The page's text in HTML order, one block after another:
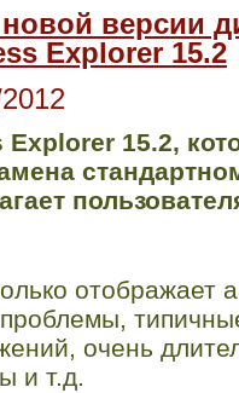
версии
Explorer 15.2
Explorer 15.2,
отображает
очень
и т.д.